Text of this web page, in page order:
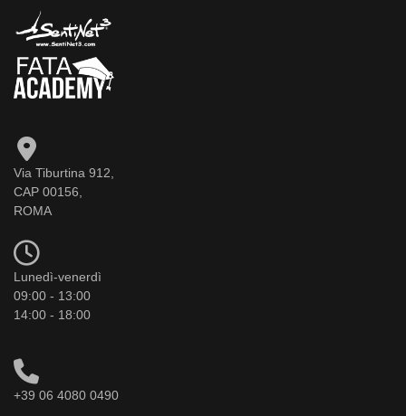
Via Tiburtina 912,
CAP 00156,
ROMA
Lunedì-venerdì
09:00 - 13:00
14:00 - 18:00
+39 06 4080 0490